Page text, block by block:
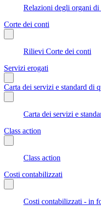
Relazioni degli organi di
Corte dei conti
Rilievi Corte dei conti
Servizi erogati
Carta dei servizi e standard di
Carta dei servizi e
Class action
Class action
Costi contabilizzati
Costi contabilizzati - in